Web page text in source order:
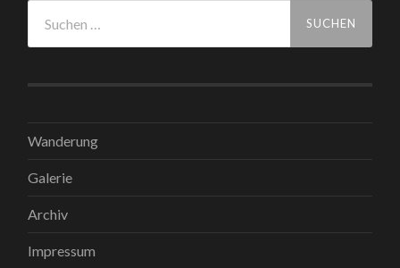
nach:
Wanderung
Galerie
Archiv
Impressum